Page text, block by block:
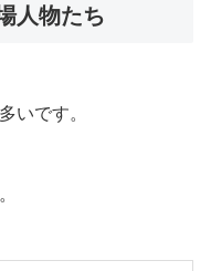
人物たち
いです。